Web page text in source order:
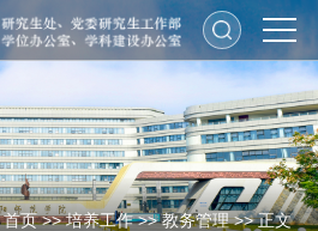
首页>>培养工作>>教务管理>> 正文